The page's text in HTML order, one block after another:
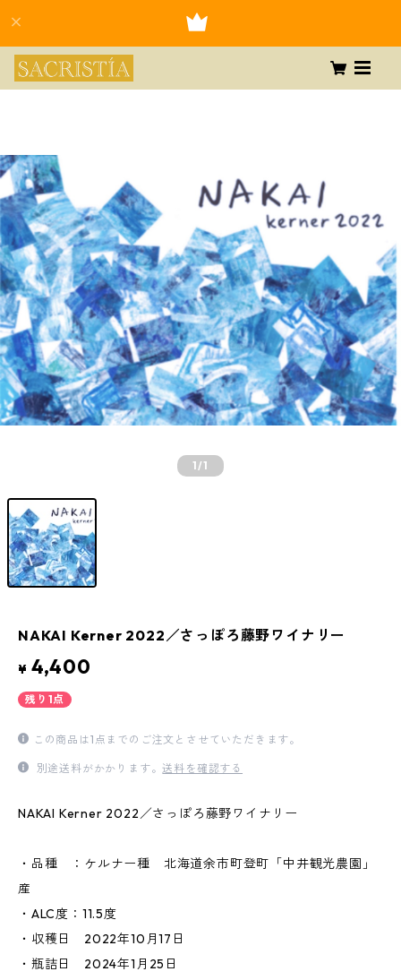
1/1
NAKAI Kerner 2022／さっぽろ藤野ワイナリー
¥ 4,400
残り1点
この商品は1点までのご注文とさせていただきます。
別途送料がかかります。送料を確認する
NAKAI Kerner 2022／さっぽろ藤野ワイナリー
・品種 ：ケルナー種 北海道余市町登町「中井観光農園」
産
・ALC度：11.5度
・収穫日 2022年10月17日
・瓶詰日 2024年1月25日